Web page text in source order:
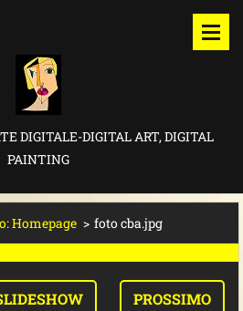
DIGITALE-DIGITAL ART, DIGITAL
PAINTING
Homepage > foto cba.jpg
PROSSIMO